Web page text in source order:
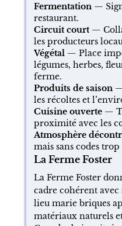
Fermentation—
restaurant.
Circuit court—
les producteurs
Végétal— Place
légumes, herbes,
ferme.
Produits de saison—
les récoltes et
Cuisine ouverte—
proximité avec les
Atmosphère
mais sans codes trop
La Ferme Foster
La Ferme Foster
cadre cohérent
lieu marie briques
matériaux naturels